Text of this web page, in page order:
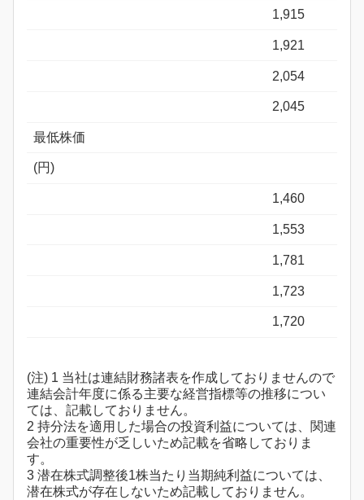
1,915
1,921
2,054
2,045
最低株価
(円)
1,460
1,553
1,781
1,723
1,720
(注) 1 当社は連結財務諸表を作成しておりませんので
連結会計年度に係る主要な経営指標等の推移につい
ては、記載しておりません。
2 持分法を適用した場合の投資利益については、関連
会社の重要性が乏しいため記載を省略しておりま
す。
3 潜在株式調整後1株当たり当期純利益については、
潜在株式が存在しないため記載しておりません。